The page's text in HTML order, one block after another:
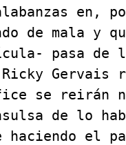
en,
de mala y
pasa de
se reirán
de lo
haciendo el